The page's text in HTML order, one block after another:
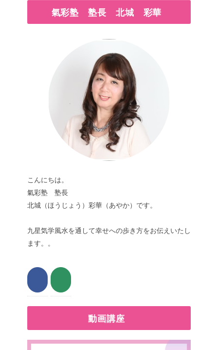
氣彩塾 塾長 北城 彩華
こんにちは。
氣彩塾 塾長
北城（ほうじょう）彩華（あやか）です。
九星気学風水を通して幸せへの歩き方をお伝えいたし
ます。。
動画講座